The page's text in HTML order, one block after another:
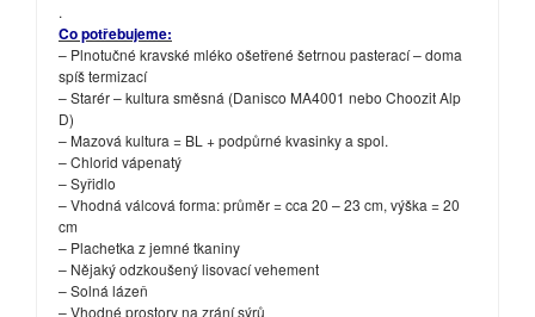
.
Co potřebujeme:
– Plnotučné kravské mléko ošetřené šetrnou pasterací – doma
spíš termizací
– Starér – kultura směsná (Danisco MA4001 nebo Choozit Alp
D)
– Mazová kultura = BL + podpůrné kvasinky a spol.
– Chlorid vápenatý
– Syřidlo
– Vhodná válcová forma: průměr = cca 20 – 23 cm, výška = 20
cm
– Plachetka z jemné tkaniny
– Nějaký odzkoušený lisovací vehement
– Solná lázeň
– Vhodné prostory na zrání sýrů